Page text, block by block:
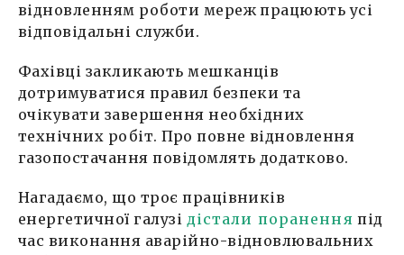
відновленням роботи мереж працюють усі
відповідальні служби.
Фахівці закликають мешканців
дотримуватися правил безпеки та
очікувати завершення необхідних
технічних робіт. Про повне відновлення
газопостачання повідомлять додатково.
Нагадаємо, що троє працівників
енергетичної галузі дістали поранення під
час виконання аварійно-відновлювальних